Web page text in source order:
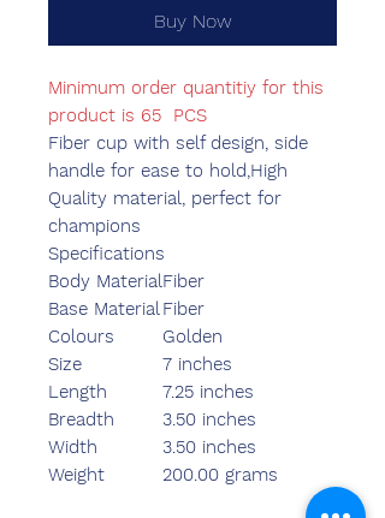
Buy Now
Minimum order quantitiy for this
product is 65 PCS
Fiber cup with self design, side
handle for ease to hold,High
Quality material, perfect for
champions
Specifications
Body MaterialFiber
Base MaterialFiber
Colours
Golden
Size
7 inches
Length
7.25 inches
Breadth
3.50 inches
Width
3.50 inches
Weight
200.00 grams